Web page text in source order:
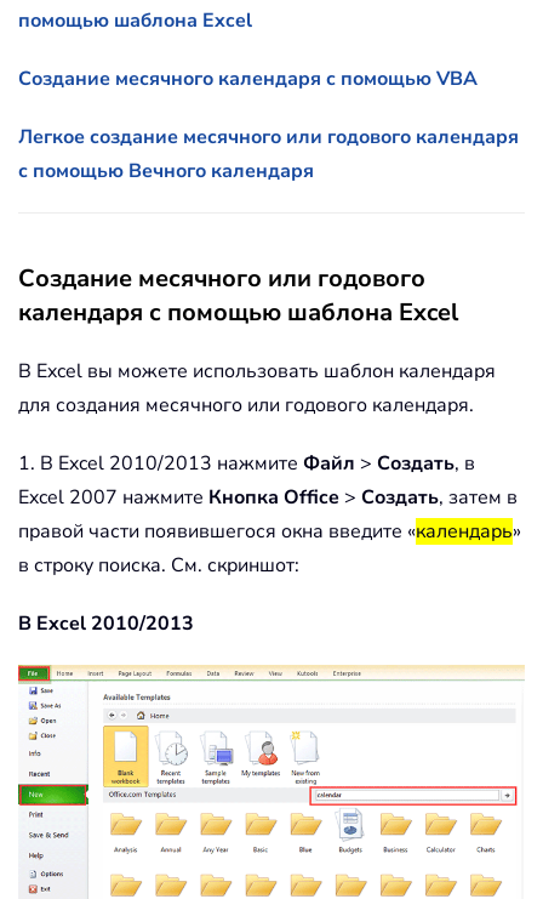
помощью шаблона Excel
Создание месячного календаря с помощью VBA
Легкое создание месячного или годового календаря
с помощью Вечного календаря
Создание месячного или годового
календаря с помощью шаблона Excel
В Excel вы можете использовать шаблон календаря
для создания месячного или годового календаря.
1. В Excel 2010/2013 нажмите Файл > Создать, в
Excel 2007 нажмите Кнопка Office > Создать, затем в
правой части появившегося окна введите «календарь»
в строку поиска. См. скриншот:
В Excel 2010/2013